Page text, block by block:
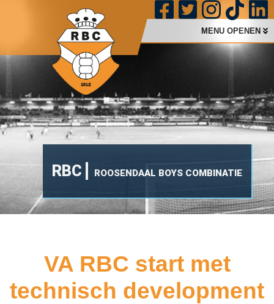
RBC ROOSENDAAL BOYS COMBINATIE
MENU OPENEN
VA RBC start met
technisch development